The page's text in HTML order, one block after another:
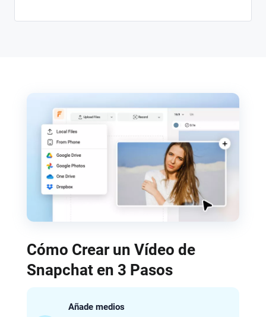
Cómo Crear un Vídeo de
Snapchat en 3 Pasos
Añade medios